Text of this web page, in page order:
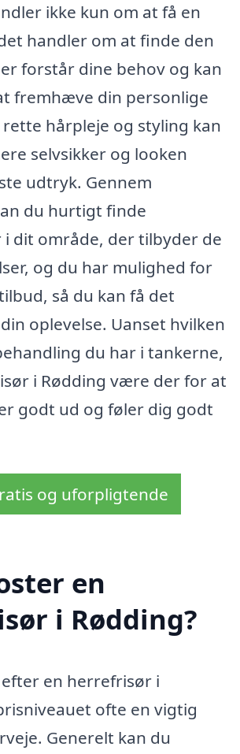
ikke kun om at få en
handler om at finde den
forstår dine behov og kan
fremhæve din personlige
hårpleje og styling kan
selvsikker og looken
udtryk. Gennem
du hurtigt finde
dit område, der tilbyder de
og du har mulighed for
så du kan få det
oplevelse. Uanset hvilken
du har i tankerne,
i Rødding være der for at
godt ud og føler dig godt
og uforpligtende
en
i Rødding?
en herrefrisør i
ofte en vigtig
Generelt kan du